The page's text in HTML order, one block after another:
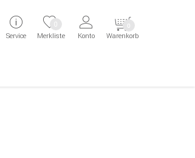
Service Merkliste
0
Konto Warenkorb
0